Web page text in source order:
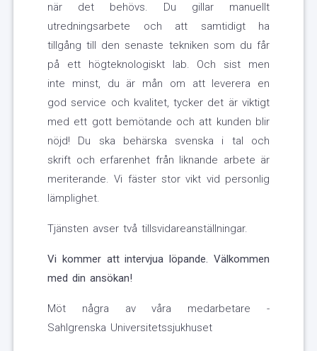
när det behövs. Du gillar manuellt
utredningsarbete och att samtidigt ha
tillgång till den senaste tekniken som du får
på ett högteknologiskt lab. Och sist men
inte minst, du är mån om att leverera en
god service och kvalitet, tycker det är viktigt
med ett gott bemötande och att kunden blir
nöjd! Du ska behärska svenska i tal och
skrift och erfarenhet från liknande arbete är
meriterande. Vi fäster stor vikt vid personlig
lämplighet.
Tjänsten avser två tillsvidareanställningar.
Vi kommer att intervjua löpande. Välkommen
med din ansökan!
Möt några av våra medarbetare -
Sahlgrenska Universitetssjukhuset